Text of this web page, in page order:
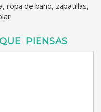
ropa de baño, zapatillas,
PIENSAS